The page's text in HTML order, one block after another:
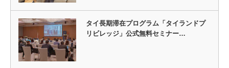
タイ長期滞在プログラム「タイランドプ
リビレッジ」公式無料セミナー…